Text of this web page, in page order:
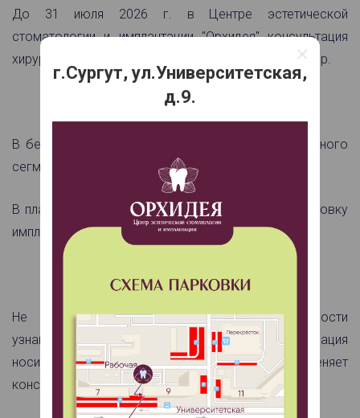
г.Сургут, ул.Университетская,
д.9.
×
До 31 июля 2026 г. в Центре эстетической
стоматологии и имплантации "Орхидея" консультация
хирурга-имплантолога, врача высшей категории - 0 р.
В бесплатную консультацию входит услуга КТ одного
сегмента*, составление плана лечения**.
В плане лечения фиксируется скидка 14% на установку
импланта Osstem™***.
Не является публичной офертой. Подробности
узнавайте у администраторов клиники. Информация
носит ознакомительный характер и не заменяет
консультацию врача.